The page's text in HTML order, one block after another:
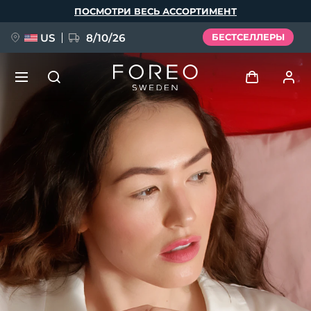
ПОСМОТРИ ВЕСЬ АССОРТИМЕНТ
US 8/10/26 БЕСТСЕЛЛЕРЫ
Войти
Профиль пользователя
Мои приборы
Мои заказы
Мои адреса
Мои подписки
FAQ™ Pure Beauty-Tech Elixir
BREAKING NEWS
issa™ Teeth Whitening Set
Язык
English Deutsch
Español
Français
Português
Polski
Svenska
Русский
Türkçe
简体中文 繁體中文